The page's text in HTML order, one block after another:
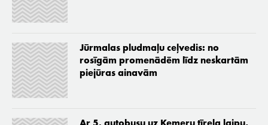
Jūrmalas pludmaļu ceļvedis: no
rosīgām promenādēm līdz neskartām
piejūras ainavām